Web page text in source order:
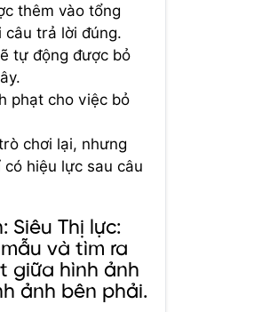
thêm vào tổng
câu trả lời đúng.
tự động được bỏ
phạt cho việc bỏ
chơi lại, nhưng
hiệu lực sau câu
Siêu Thị lực:
và tìm ra
giữa hình ảnh
ảnh bên phải.